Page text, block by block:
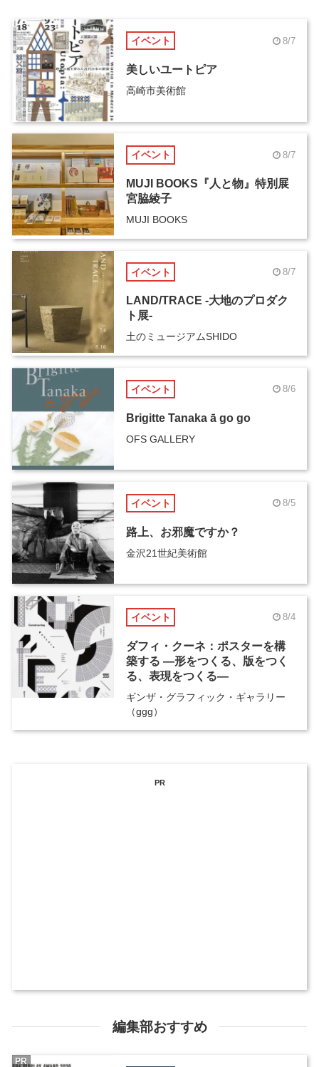
イベント 8/7
美しいユートピア
高崎市美術館
イベント 8/7
MUJI BOOKS『人と物』特別展
宮脇綾子
MUJI BOOKS
イベント 8/7
LAND/TRACE -大地のプロダク
ト展-
土のミュージアムSHIDO
イベント 8/6
Brigitte Tanaka ā go go
OFS GALLERY
イベント 8/5
路上、お邪魔ですか？
金沢21世紀美術館
イベント 8/4
ダフィ・クーネ：ポスターを構
築する ―形をつくる、版をつく
る、表現をつくる―
ギンザ・グラフィック・ギャラリー
（ggg）
PR
編集部おすすめ
PR